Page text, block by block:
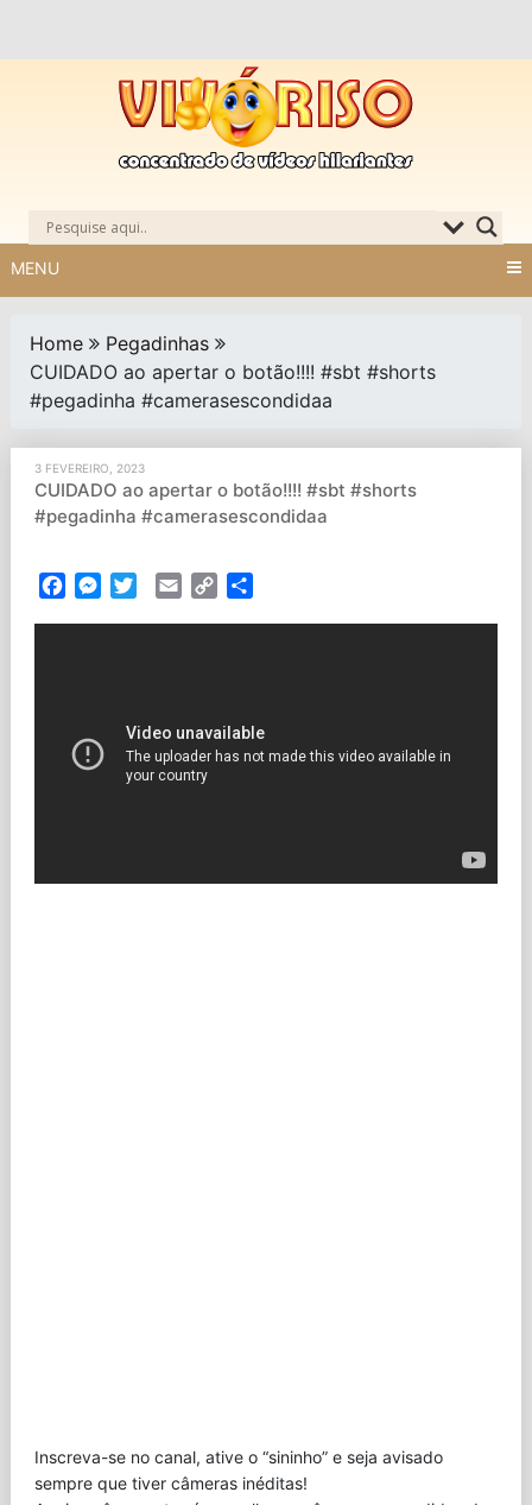
MENU
Home
Pegadinhas
CUIDADO ao apertar o botão!!!! #sbt #shorts
#pegadinha #camerasescondidaa
3 FEVEREIRO, 2023
CUIDADO ao apertar o botão!!!! #sbt #shorts
#pegadinha #camerasescondidaa
FacebookMessenger
TwitterEmail Copy
Inscreva-se no canal, ative o “sininho” e seja avisado
sempre que tiver câmeras inéditas!